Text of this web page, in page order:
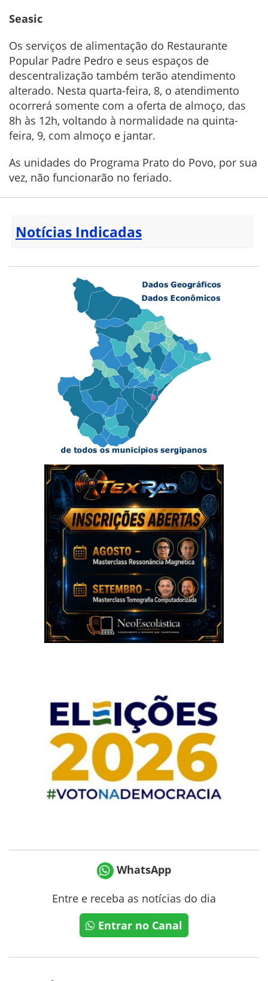
Seasic
Os serviços de alimentação do Restaurante
Popular Padre Pedro e seus espaços de
descentralização também terão atendimento
alterado. Nesta quarta-feira, 8, o atendimento
ocorrerá somente com a oferta de almoço, das
8h às 12h, voltando à normalidade na quinta-
feira, 9, com almoço e jantar.
As unidades do Programa Prato do Povo, por sua
vez, não funcionarão no feriado.
Notícias Indicadas
WhatsApp
Entre e receba as notícias do dia
Entrar no Canal